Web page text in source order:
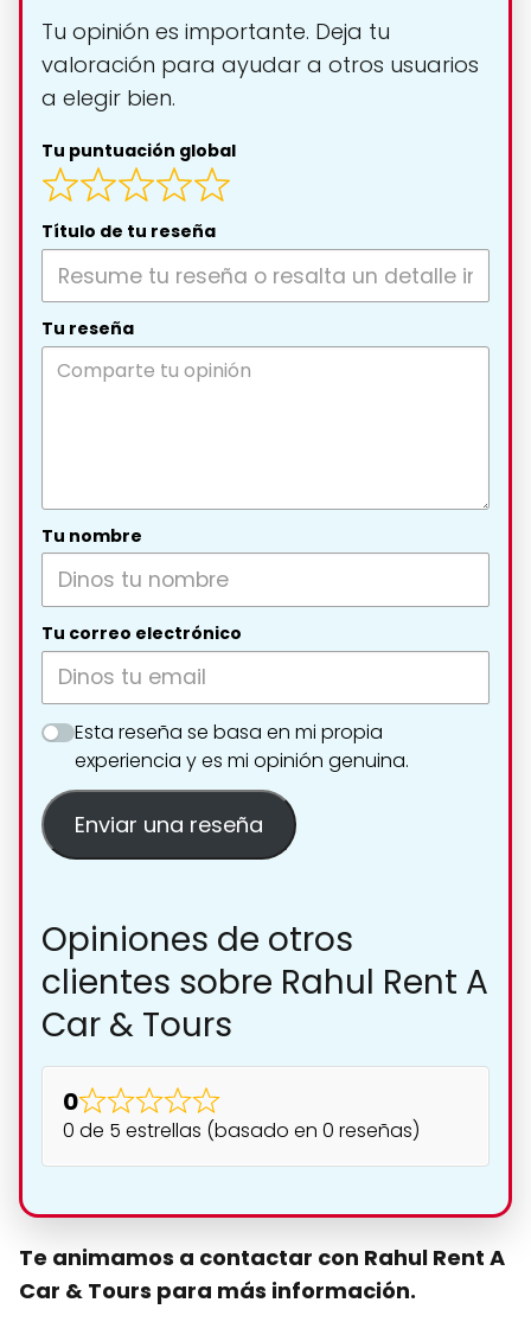
Tu opinión es importante. Deja tu
valoración para ayudar a otros usuarios
a elegir bien.
Tu puntuación global
Título de tu reseña
Tu reseña
Tu nombre
Tu correo electrónico
Esta reseña se basa en mi propia
experiencia y es mi opinión genuina.
Enviar una reseña
Opiniones de otros
clientes sobre Rahul Rent A
Car & Tours
0
0 de 5 estrellas (basado en 0 reseñas)
Te animamos a contactar con Rahul Rent A
Car & Tours para más información.